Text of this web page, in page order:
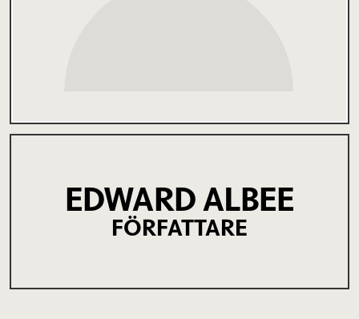
EDWARD ALBEE
FÖRFATTARE